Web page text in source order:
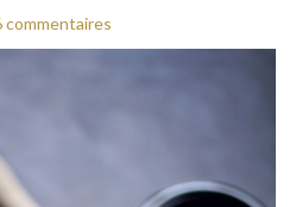
commentaires